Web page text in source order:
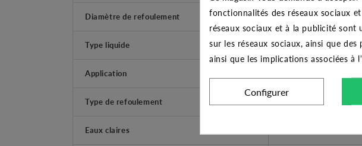
Diamètre de refoulement 1"1/2 - bride
Type liquide Eaux claires
Application
Type de refoulement
Eaux claires
fonctionnalités des réseaux sociaux
réseaux sociaux et à la publicité
sur les réseaux sociaux, ainsi que
ainsi que les implications associées
Configurer